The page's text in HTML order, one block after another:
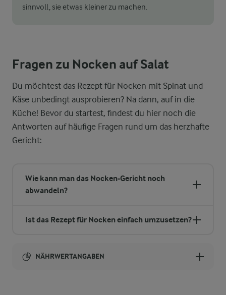
sinnvoll, sie etwas kleiner zu machen.
Fragen zu Nocken auf Salat
Du möchtest das Rezept für Nocken mit Spinat und
Käse unbedingt ausprobieren? Na dann, auf in die
Küche! Bevor du startest, findest du hier noch die
Antworten auf häufige Fragen rund um das herzhafte
Gericht:
Wie kann man das Nocken-Gericht noch
abwandeln?
Ist das Rezept für Nocken einfach umzusetzen?
NÄHRWERTANGABEN